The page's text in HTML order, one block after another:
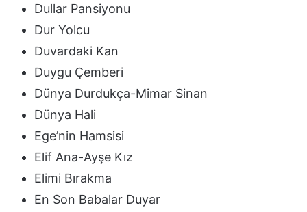
Dullar Pansiyonu
Dur Yolcu
Duvardaki Kan
Duygu Çemberi
Dünya Durdukça-Mimar Sinan
Dünya Hali
Ege’nin Hamsisi
Elif Ana-Ayşe Kız
Elimi Bırakma
En Son Babalar Duyar